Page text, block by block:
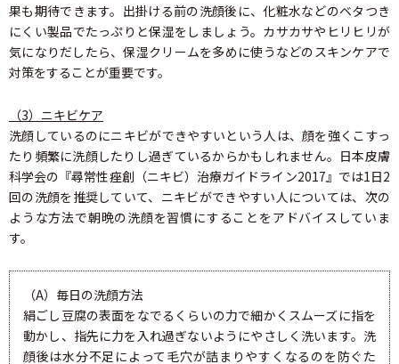
果も期待できます。出掛ける前の洗顔後に、化粧水などのベタつき
にくい製品でたっぷりと保湿をしましょう。カサカサやヒリヒリが
気になりだしたら、保湿クリームを多めに使うなどのスキンケアで
対策をすることが重要です。
（3）ニキビケア
洗顔しているのにニキビができやすいという人は、顔を強くこすっ
たり頻繁に洗顔したりし過ぎているからかもしれません。日本皮膚
科学会の『尋常性痤創（ニキビ）治療ガイドライン2017』では1日2
回の洗顔を推奨していて、ニキビができやすい人については、次の
ような方法で朝晩の洗顔を習慣にすることをアドバイスしていま
す。
（A）毎日の洗顔方法
絹ごし豆腐の表面をなでるくらいの力で細かくスムーズに指を
動かし、指先に力を入れ過ぎないようにやさしく洗います。洗
顔後は水分不足によって毛穴が詰まりやすくなるのを防ぐた